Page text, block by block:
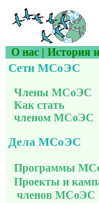
О нас | История
Сети МСоЭС
Члены МСоЭС
Как стать
членом МСоЭС
Дела МСоЭС
Программы
Проекты и
членов МСоЭС